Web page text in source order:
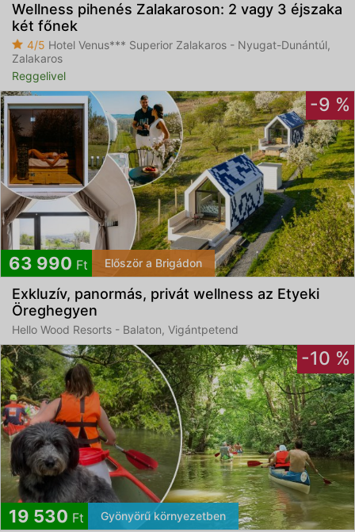
Wellness pihenés Zalakaroson: 2 vagy 3 éjszaka
két főnek
4/5 Hotel Venus*** Superior Zalakaros - Nyugat-Dunántúl,
Zalakaros
Reggelivel
-9 %
63 990 Ft Először a Brigádon
Exkluzív, panormás, privát wellness az Etyeki
Öreghegyen
Hello Wood Resorts - Balaton, Vigántpetend
-10 %
19 530 Ft Gyönyörű környezetben